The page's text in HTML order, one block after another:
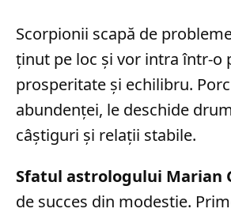
Scorpionii scapă de
ținut pe loc și vor intra într-o
prosperitate și echilibru.
abundenței, le deschide
câștiguri și relații stabile.
Sfatul astrologului Marian
de succes din modestie.